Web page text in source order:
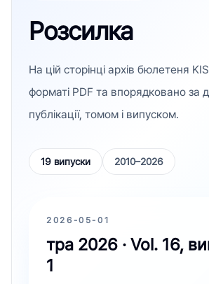
Розсилка
На цій сторінці архів бюлетеня
форматі PDF та впорядковано за
публікації, томом і випуском.
19 випуски 2010–2026
2026-05-01
тра 2026 · Vol. 16,
1